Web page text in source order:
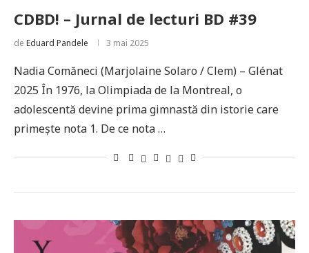
CDBD! – Jurnal de lecturi BD #39
de Eduard Pandele 3 mai 2025
Nadia Comăneci (Marjolaine Solaro / Clem) – Glénat
2025 În 1976, la Olimpiada de la Montreal, o
adolescentă devine prima gimnastă din istorie care
primește nota 1. De ce nota …